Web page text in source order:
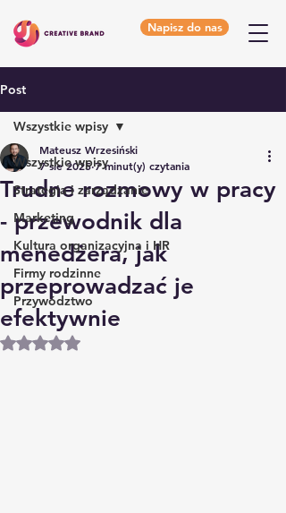
Napisz do nas
Post
Wszystkie wpisy
Strategia i zarządzanie
Marketing
Kultura organizacyjna i HR
Firmy rodzinne
Przywództwo
Wszystkie wpisy
Trudne rozmowy w pracy
- przewodnik dla
menedżera, jak
przeprowadzać je
efektywnie
Mateusz Wrzesiński
7 sie 2025 7 minut(y) czytania
Oceniono na NaN z 5 gwiazdek.